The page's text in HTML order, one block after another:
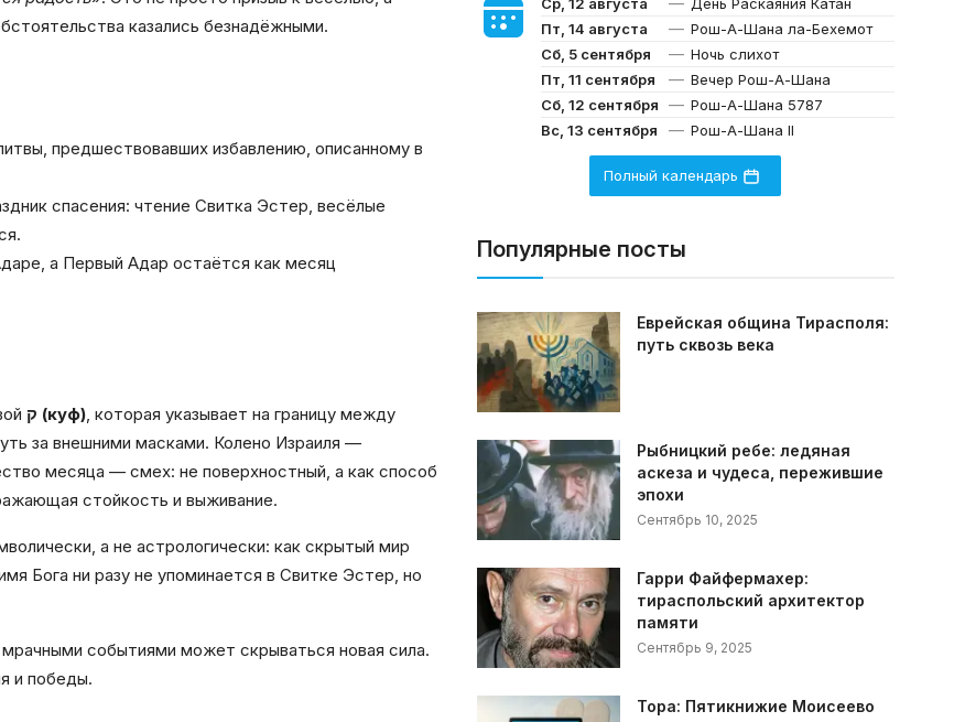
казались безнадёжными.
предшествовавших избавлению, описанному в
спасения: чтение Свитка Эстер, весёлые
а Первый Адар остаётся как месяц
ק (куф), которая указывает на границу между
за внешними масками. Колено Израиля —
месяца — смех: не поверхностный, а как способ
стойкость и выживание.
а не астрологически: как скрытый мир
Бога ни разу не упоминается в Свитке Эстер, но
событиями может скрываться новая сила.
и победы.
Пт, 14 августа
— Рош-А-Шана ла-Бехемот
Сб, 5 сентября
— Ночь слихот
Пт, 11 сентября
— Вечер Рош-А-Шана
Сб, 12 сентября
— Рош-А-Шана 5787
Вс, 13 сентября
— Рош-А-Шана II
Полный календарь
Популярные посты
Еврейская община Тирасполя:
путь сквозь века
Рыбницкий ребе: ледяная
аскеза и чудеса, пережившие
эпохи
Сентябрь 10, 2025
Гарри Файфермахер:
тираспольский архитектор
памяти
Сентябрь 9, 2025
Тора: Пятикнижие Моисеево